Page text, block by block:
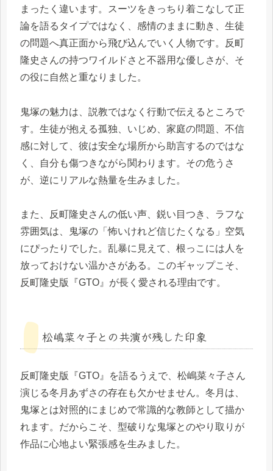
まったく違います。スーツをきっちり着こなして正
論を語るタイプではなく、感情のままに動き、生徒
の問題へ真正面から飛び込んでいく人物です。反町
隆史さんの持つワイルドさと不器用な優しさが、そ
の役に自然と重なりました。
鬼塚の魅力は、説教ではなく行動で伝えるところで
す。生徒が抱える孤独、いじめ、家庭の問題、不信
感に対して、彼は安全な場所から助言するのではな
く、自分も傷つきながら関わります。その危うさ
が、逆にリアルな熱量を生みました。
また、反町隆史さんの低い声、鋭い目つき、ラフな
雰囲気は、鬼塚の「怖いけれど信じたくなる」空気
にぴったりでした。乱暴に見えて、根っこには人を
放っておけない温かさがある。このギャップこそ、
反町隆史版『GTO』が長く愛される理由です。
松嶋菜々子との共演が残した印象
反町隆史版『GTO』を語るうえで、松嶋菜々子さん
演じる冬月あずさの存在も欠かせません。冬月は、
鬼塚とは対照的にまじめで常識的な教師として描か
れます。だからこそ、型破りな鬼塚とのやり取りが
作品に心地よい緊張感を生みました。